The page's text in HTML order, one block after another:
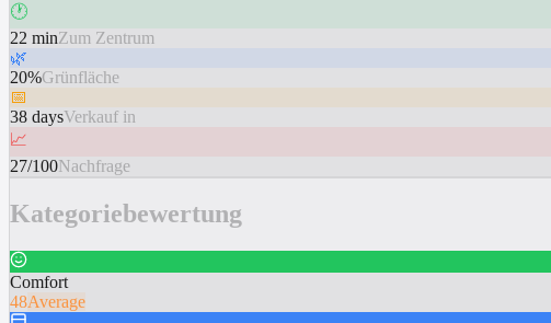
🕐
22 minZum Zentrum
🌿
20%Grünfläche
📅
38 daysVerkauf in
📈
27/100Nachfrage
Kategoriebewertung
Comfort
48Average